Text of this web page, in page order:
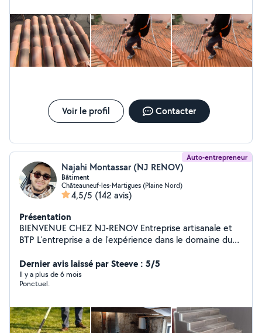
Voir le profil Contacter
Auto-entrepreneur
Najahi Montassar (NJ RENOV)
Bâtiment
Châteauneuf-les-Martigues (Plaine Nord)
4,5/5 (142 avis)
Présentation
BIENVENUE CHEZ NJ-RENOV Entreprise artisanale et
BTP L'entreprise a de l'expérience dans le domaine du
Dernier avis laissé par Steeve : 5/5
Il y a plus de 6 mois
Ponctuel.